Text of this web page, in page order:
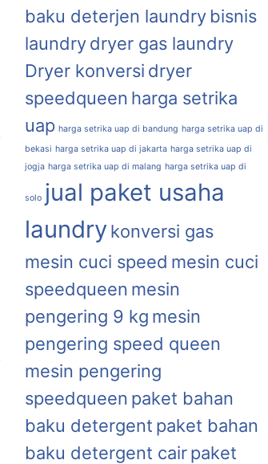
baku deterjen laundry bisnis
laundrydryer gas laundry
Dryer konversi dryer
speedqueen harga setrika
uap harga setrika uap di bandung harga setrika uap di
bekasi harga setrika uap di jakarta harga setrika uap di
jogja harga setrika uap di malang harga setrika uap di
solo jual paket usaha
laundrykonversi gas
mesin cuci speed mesin cuci
speedqueen mesin
pengering 9 kg mesin
pengering speed queen
mesin pengering
speedqueen paket bahan
baku detergent paket bahan
baku detergent cairpaket